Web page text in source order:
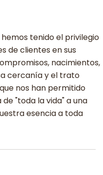
tenido el privilegio
de clientes en sus
nacimientos,
cercanía y el trato
nos han permitido
"toda la vida" a una
esencia a toda